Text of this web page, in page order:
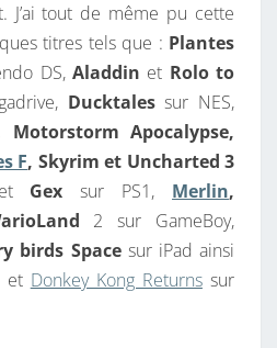
tout de même pu cette
titres tels que : Plantes
DS, Aladdin et Rolo to
Ducktalessur NES,
Motorstorm Apocalypse,
F, Skyrim et Uncharted 3
Gex sur PS1, Merlin,
2 sur GameBoy,
birds Spacesur iPad ainsi
et Donkey Kong Returnssur